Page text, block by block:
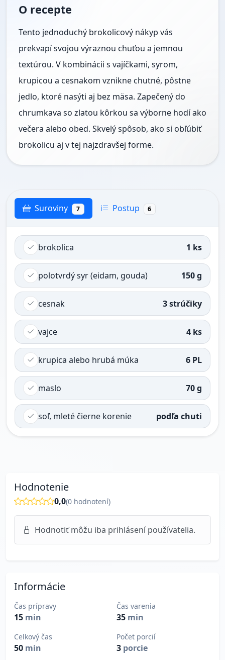
O recepte
Tento jednoduchý brokolicový nákyp vás
prekvapí svojou výraznou chuťou a jemnou
textúrou. V kombinácii s vajíčkami, syrom,
krupicou a cesnakom vznikne chutné, pôstne
jedlo, ktoré nasýti aj bez mäsa. Zapečený do
chrumkava so zlatou kôrkou sa výborne hodí ako
večera alebo obed. Skvelý spôsob, ako si obľúbiť
brokolicu aj v tej najzdravšej forme.
Suroviny 7 Postup 6
brokolica 1 ks
polotvrdý syr (eidam, gouda) 150 g
cesnak 3 strúčiky
vajce 4 ks
krupica alebo hrubá múka 6 PL
maslo 70 g
soľ, mleté čierne korenie podľa chuti
Hodnotenie
0,0(0 hodnotení)
Hodnotiť môžu iba prihlásení používatelia.
Informácie
Čas prípravy
15 min
Čas varenia
35 min
Celkový čas
50 min
Počet porcií
3 porcie